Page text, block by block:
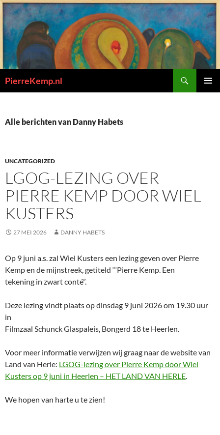
Ga
naar
de
inhoud
PierreKemp.nl
Alle berichten van Danny Habets
UNCATEGORIZED
LGOG-LEZING OVER
PIERRE KEMP DOOR WIEL
KUSTERS
27 MEI 2026 DANNY HABETS
Op 9 juni a.s. zal Wiel Kusters een lezing geven over Pierre
Kemp en de mijnstreek, getiteld “‘Pierre Kemp. Een
tekening in zwart conté”.
Deze lezing vindt plaats op dinsdag 9 juni 2026 om 19.30 uur
in
Filmzaal Schunck Glaspaleis, Bongerd 18 te Heerlen.
Voor meer informatie verwijzen wij graag naar de website van
Land van Herle: LGOG-lezing over Pierre Kemp door Wiel
Kusters op 9 juni in Heerlen – HET LAND VAN HERLE.
We hopen van harte u te zien!